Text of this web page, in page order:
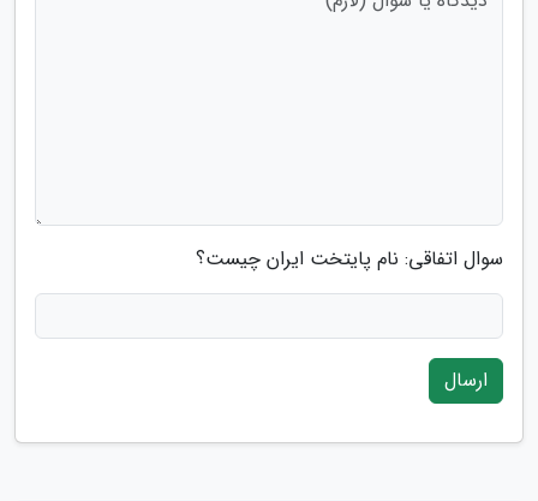
سوال اتفاقی: نام پایتخت ایران چیست؟
ارسال